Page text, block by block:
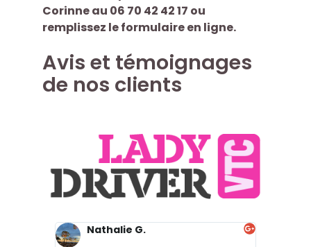
Corinne au 06 70 42 42 17 ou
remplissez le formulaire en ligne.
Avis et témoignages
de nos clients
Nathalie G.